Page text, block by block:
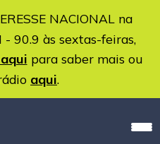
NACIONAL na
- 90.9 às sextas-feiras,
para saber mais ou
aqui.